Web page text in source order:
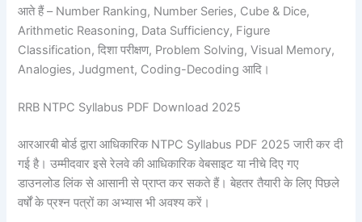
आते हैं – Number Ranking, Number Series, Cube & Dice,
Arithmetic Reasoning, Data Sufficiency, Figure
Classification, दिशा परीक्षण, Problem Solving, Visual Memory,
Analogies, Judgment, Coding-Decoding आदि।
RRB NTPC Syllabus PDF Download 2025
आरआरबी बोर्ड द्वारा आधिकारिक NTPC Syllabus PDF 2025 जारी कर दी
गई है। उम्मीदवार इसे रेलवे की आधिकारिक वेबसाइट या नीचे दिए गए
डाउनलोड लिंक से आसानी से प्राप्त कर सकते हैं। बेहतर तैयारी के लिए पिछले
वर्षों के प्रश्न पत्रों का अभ्यास भी अवश्य करें।